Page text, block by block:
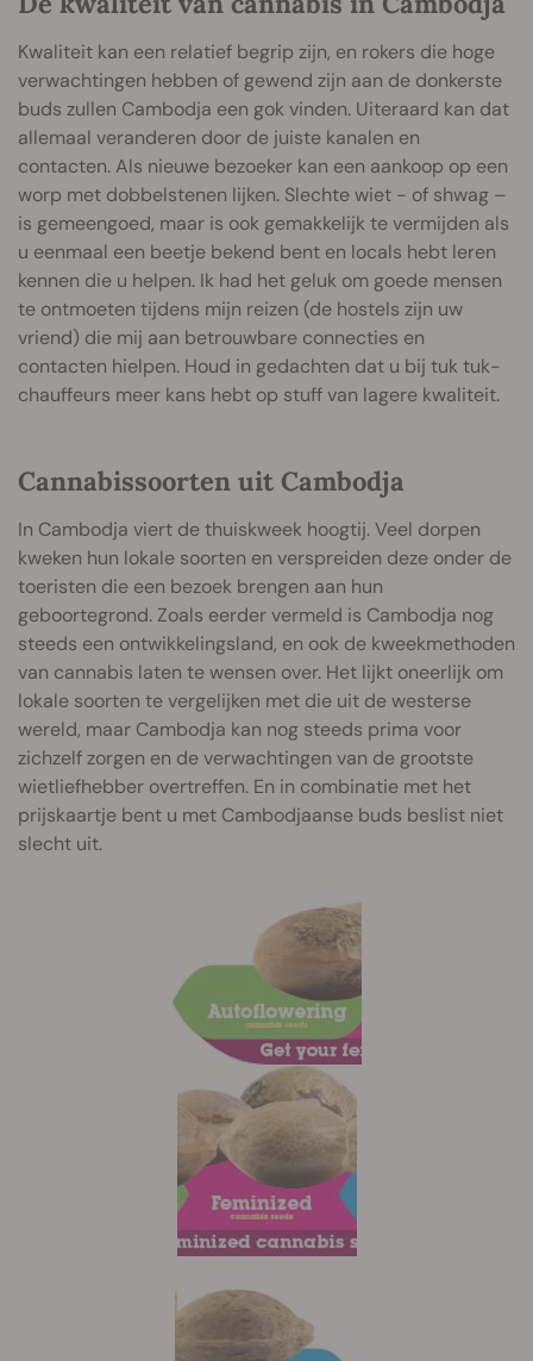
Kwaliteit kan een relatief begrip zijn, en rokers die hoge
verwachtingen hebben of gewend zijn aan de donkerste
buds zullen Cambodja een gok vinden. Uiteraard kan dat
allemaal veranderen door de juiste kanalen en
contacten. Als nieuwe bezoeker kan een aankoop op een
worp met dobbelstenen lijken. Slechte wiet - of shwag –
is gemeengoed, maar is ook gemakkelijk te vermijden als
u eenmaal een beetje bekend bent en locals hebt leren
kennen die u helpen. Ik had het geluk om goede mensen
te ontmoeten tijdens mijn reizen (de hostels zijn uw
vriend) die mij aan betrouwbare connecties en
contacten hielpen. Houd in gedachten dat u bij tuk tuk-
chauffeurs meer kans hebt op stuff van lagere kwaliteit.
Cannabissoorten uit Cambodja
In Cambodja viert de thuiskweek hoogtij. Veel dorpen
kweken hun lokale soorten en verspreiden deze onder de
toeristen die een bezoek brengen aan hun
geboortegrond. Zoals eerder vermeld is Cambodja nog
steeds een ontwikkelingsland, en ook de kweekmethoden
van cannabis laten te wensen over. Het lijkt oneerlijk om
lokale soorten te vergelijken met die uit de westerse
wereld, maar Cambodja kan nog steeds prima voor
zichzelf zorgen en de verwachtingen van de grootste
wietliefhebber overtreffen. En in combinatie met het
prijskaartje bent u met Cambodjaanse buds beslist niet
slecht uit.